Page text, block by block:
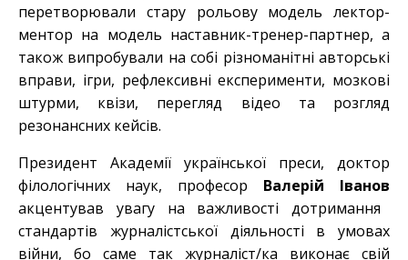
перетворювали стару рольову модель лектор-
ментор на модель наставник-тренер-партнер, а
також випробували на собі різноманітні авторські
вправи, ігри, рефлексивні експерименти, мозкові
штурми, квізи, перегляд відео та розгляд
резонансних кейсів.
Президент Академії української преси, доктор
філологічних наук, професор Валерій Іванов
акцентував увагу на важливості дотримання
стандартів журналістської діяльності в умовах
війни, бо саме так журналіст/ка виконає свій